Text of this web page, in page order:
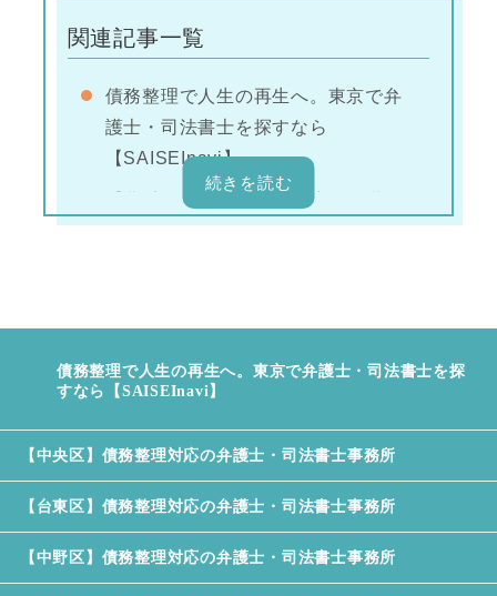
関連記事一覧
債務整理で人生の再生へ。東京で弁
護士・司法書士を探すなら
【SAISEInavi】
【北千住駅】債務整理対応の弁護
士・司法書士事務所
債務整理で人生の再生へ。東京で弁護士・司法書士を探
すなら【SAISEInavi】
【中央区】債務整理対応の弁護士・司法書士事務所
【台東区】債務整理対応の弁護士・司法書士事務所
【中野区】債務整理対応の弁護士・司法書士事務所